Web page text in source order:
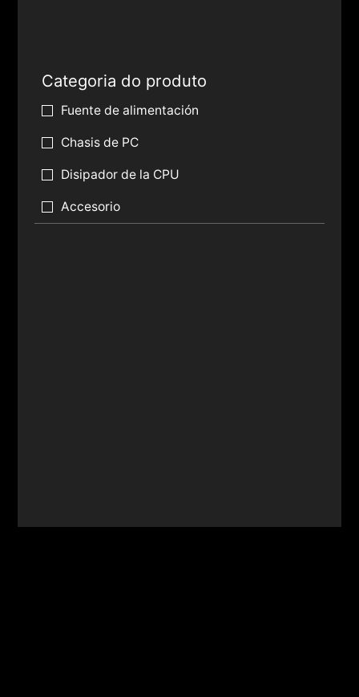
Categoria do produto
Fuente de alimentación
Chasis de PC
Disipador de la CPU
Accesorio